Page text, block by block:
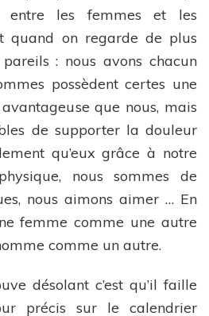
entre les femmes et les
quand on regarde de plus
: nous avons chacun
possèdent certes une
que nous, mais
de supporter la douleur
qu’eux grâce à notre
nous sommes de
nous aimons aimer … En
femme comme une autre
comme un autre.
désolant c’est qu’il faille
précis sur le calendrier